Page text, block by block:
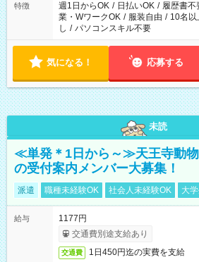
特徴 週1日からOK / 日払いOK / 履歴書不
業・WワークOK / 服装自由 / 10名以
し / パソコンスキル不要
気になる！ 応募する
未読
≪単発＊1日から～≫天王寺動
の受付案内メンバー大募集！
派遣 職種未経験OK 社会人未経験OK 大
給与
1177円
交通費別途支給あり
交通費 1日450円迄の実費を支給